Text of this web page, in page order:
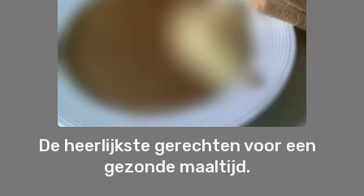
De heerlijkste gerechten voor een
gezonde maaltijd.